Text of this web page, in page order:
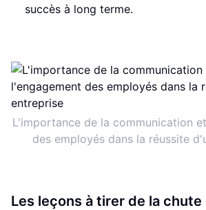
succès à long terme.
L'importance de la communication
des employés dans la réussite
Les leçons à tirer de la